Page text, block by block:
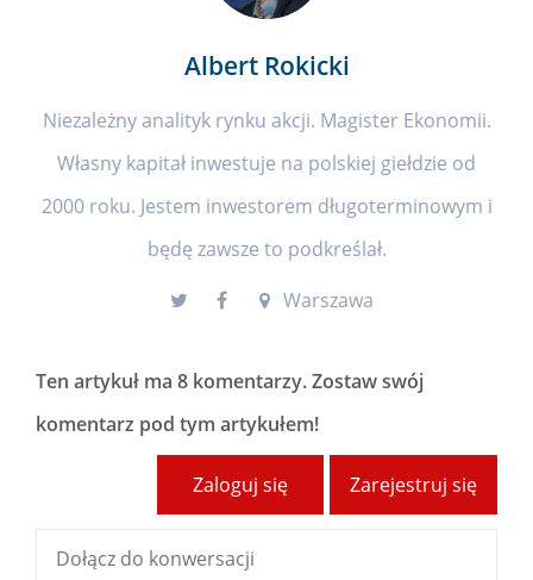
Albert Rokicki
Niezależny analityk rynku akcji. Magister Ekonomii.
Własny kapitał inwestuje na polskiej giełdzie od
2000 roku. Jestem inwestorem długoterminowym i
będę zawsze to podkreślał.
Warszawa
Ten artykuł ma 8 komentarzy. Zostaw swój
komentarz pod tym artykułem!
Zarejestruj się
Zaloguj się